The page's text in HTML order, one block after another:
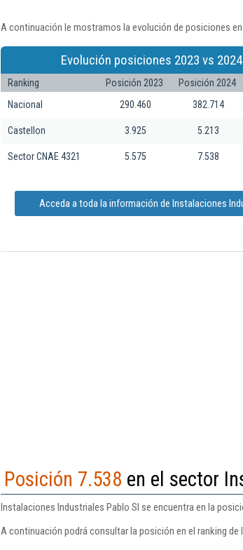
A continuación le mostramos la evolución de posiciones
Evolución posiciones 2023 vs
Ranking Posición 2023 Posición 2024
Nacional
290.460 382.714
Castellon 3.925 5.213
Sector CNAE 4321 5.575 7.538
Acceda a toda la información de Instalaciones
Posición 7.538 en el sector
Instalaciones Industriales Pablo Sl se encuentra en la
A continuación podrá consultar la posición en el ranking